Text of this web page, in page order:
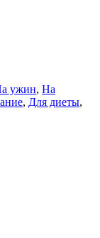
ужин, На
, Для диеты,